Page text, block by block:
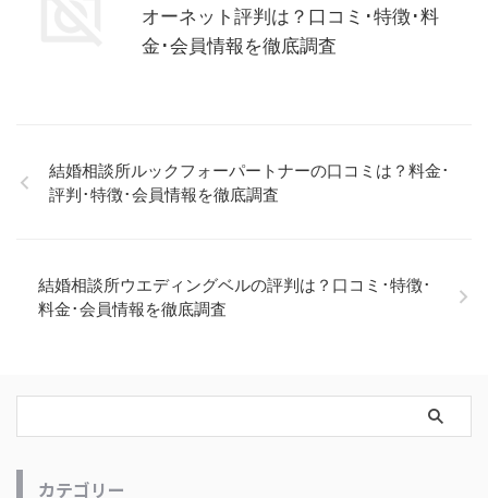
オーネット評判は？口コミ･特徴･料
金･会員情報を徹底調査
結婚相談所ルックフォーパートナーの口コミは？料金･
評判･特徴･会員情報を徹底調査
結婚相談所ウエディングベルの評判は？口コミ･特徴･
料金･会員情報を徹底調査
カテゴリー